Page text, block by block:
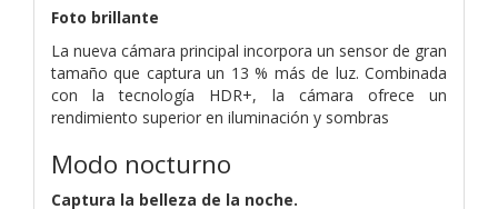
Foto brillante
La nueva cámara principal incorpora un sensor de gran
tamaño que captura un 13 % más de luz. Combinada
con la tecnología HDR+, la cámara ofrece un
rendimiento superior en iluminación y sombras
Modo nocturno
Captura la belleza de la noche.